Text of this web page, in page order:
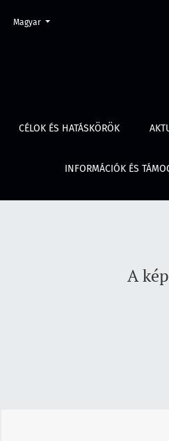
A képmáshoz való jog és a
CÉLOK ÉS HATÁSKÖRÖK
INFORMÁCIÓK ÉS
Change the language. The current
Magyar
A